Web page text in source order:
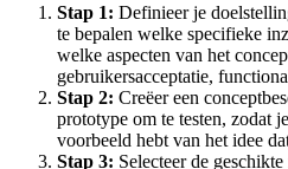
Stap 1: Definieer je
te bepalen welke specifieke
welke aspecten van het
gebruikersacceptatie,
Stap 2: Creëer een
prototype om te testen, zodat
voorbeeld hebt van het idee
Stap 3: Selecteer de